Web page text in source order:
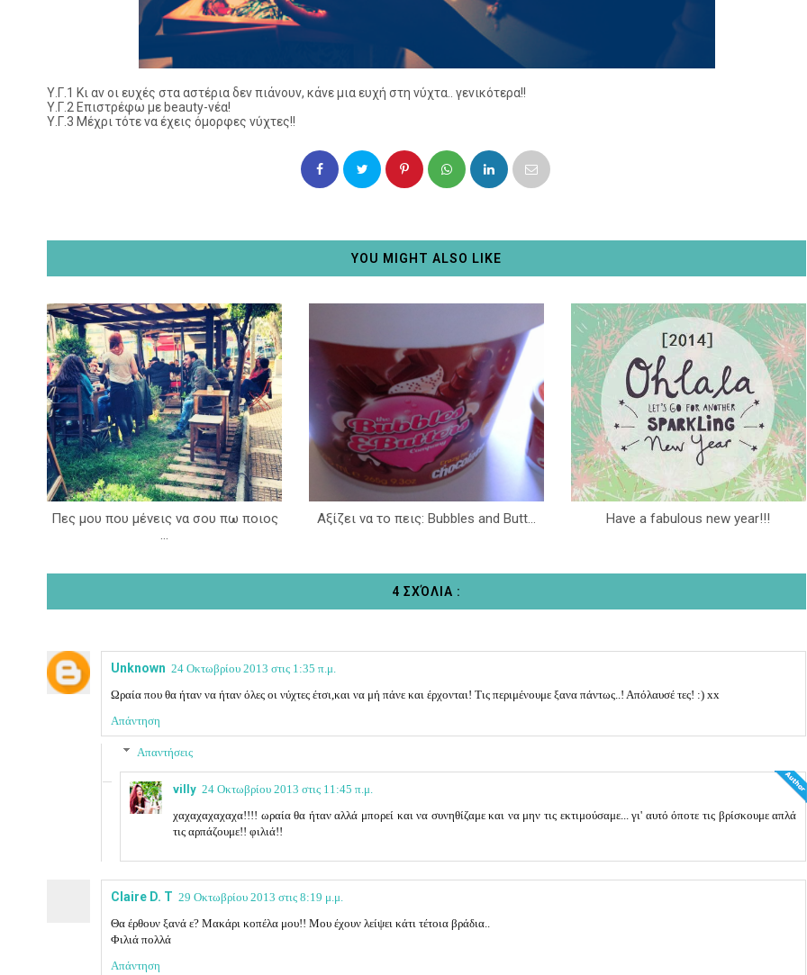
Υ.Γ.1 Κι αν οι ευχές στα αστέρια δεν πιάνουν, κάνε μια ευχή στη νύχτα.. γενικότερα!!
Υ.Γ.2 Επιστρέφω με beauty-νέα!
Υ.Γ.3 Μέχρι τότε να έχεις όμορφες νύχτες!!
YOU MIGHT ALSO LIKE
Πες μου που μένεις να σου πω ποιος
...
Αξίζει να το πεις: Bubbles and Butt... Have a fabulous new year!!!
4 ΣΧΌΛΙΑ :
Unknown 24 Οκτωβρίου 2013 στις 1:35 π.μ.
Ωραία που θα ήταν να ήταν όλες οι νύχτες έτσι,και να μή πάνε και έρχονται! Τις περιμένουμε ξανα πάντως..! Απόλαυσέ τες! :) xx
Απάντηση
Απαντήσεις
villy 24 Οκτωβρίου 2013 στις 11:45 π.μ.
χαχαχαχαχαχα!!!! ωραία θα ήταν αλλά μπορεί και να συνηθίζαμε και να μην τις εκτιμούσαμε... γι' αυτό όποτε τις βρίσκουμε απλά
τις αρπάζουμε!! φιλιά!!
Claire D. T 29 Οκτωβρίου 2013 στις 8:19 μ.μ.
Θα έρθουν ξανά ε? Μακάρι κοπέλα μου!! Μου έχουν λείψει κάτι τέτοια βράδια..
Φιλιά πολλά
Απάντηση